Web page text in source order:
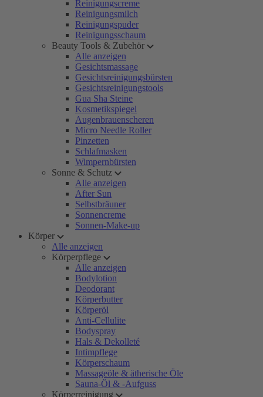
Reinigungscreme
Reinigungsmilch
Reinigungspuder
Reinigungsschaum
Beauty Tools & Zubehör
Alle anzeigen
Gesichtsmassage
Gesichtsreinigungsbürsten
Gesichtsreinigungstools
Gua Sha Steine
Kosmetikspiegel
Augenbrauenscheren
Micro Needle Roller
Pinzetten
Schlafmasken
Wimpernbürsten
Sonne & Schutz
Alle anzeigen
After Sun
Selbstbräuner
Sonnencreme
Sonnen-Make-up
Körper
Alle anzeigen
Körperpflege
Alle anzeigen
Bodylotion
Deodorant
Körperbutter
Körperöl
Anti-Cellulite
Bodyspray
Hals & Dekolleté
Intimpflege
Körperschaum
Massageöle & ätherische Öle
Sauna-Öl & -Aufguss
Körperreinigung